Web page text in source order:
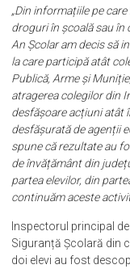
„Din informațiile pe
droguri în școală sau în
An Școlar am decis să
la care participă atât
Publică, Arme și
atragerea colegilor din
desfășoare acțiuni atât
desfășurată de agenții
spune că rezultate au
de învățământ din
partea elevilor, din
continuăm aceste
Inspectorul principal
Siguranță Școlară din
doi elevi au fost